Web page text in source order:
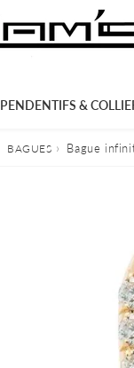
PENDENTIFS &
BAGUES › Bague